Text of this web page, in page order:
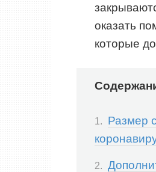
оказать
которые
Размер